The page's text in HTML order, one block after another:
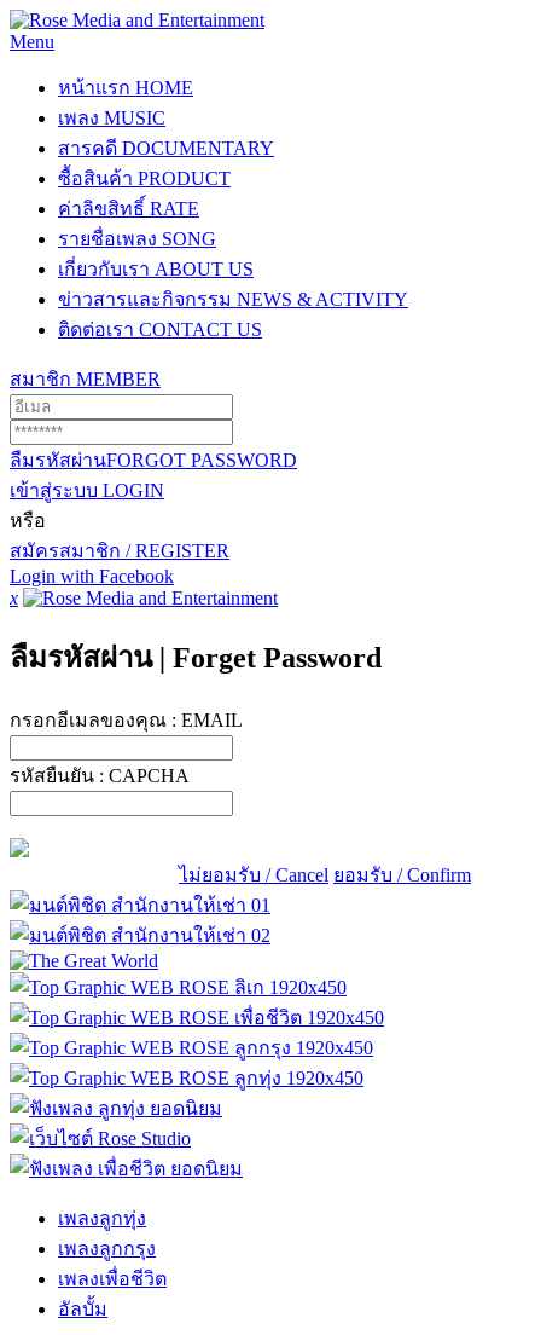
Menu
หน้าแรก HOME
เพลง MUSIC
สารคดี DOCUMENTARY
ซื้อสินค้า PRODUCT
ค่าลิขสิทธิ์ RATE
รายชื่อเพลง SONG
เกี่ยวกับเรา ABOUT US
ข่าวสารและกิจกรรม NEWS & ACTIVITY
ติดต่อเรา CONTACT US
สมาชิก MEMBER
ลืมรหัสผ่านFORGOT PASSWORD
เข้าสู่ระบบ LOGIN
หรือ
สมัครสมาชิก / REGISTER
Login with Facebook
x
ลืมรหัสผ่าน | Forget Password
กรอกอีเมลของคุณ : EMAIL
รหัสยืนยัน : CAPCHA
ไม่ยอมรับ / Cancel ยอมรับ / Confirm
เพลงลูกทุ่ง
เพลงลูกกรุง
เพลงเพื่อชีวิต
อัลบั้ม